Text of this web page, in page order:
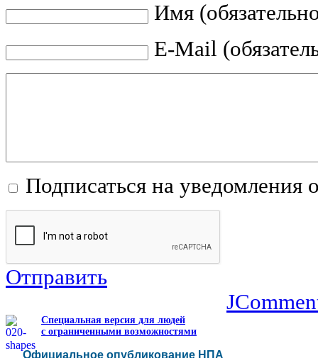
Имя
E-Mail
Подписаться на уведомления
Отправить
Специальная версия для людей
с ограниченными возможностями
Официальное опубликование НПА